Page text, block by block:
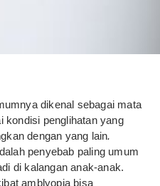
dikenal sebagai mata
kondisi penglihatan yang
dengan yang lain.
penyebab paling umum
di kalangan anak-anak.
amblyopia bisa